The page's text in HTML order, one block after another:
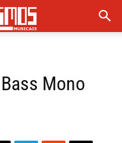
Mono